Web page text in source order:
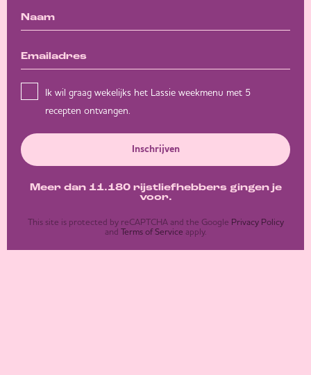
Ik wil graag wekelijks het Lassie weekmenu met 5
recepten ontvangen.
Inschrijven
Meer dan 11.180 rijstliefhebbers gingen je
voor.
This site is protected by reCAPTCHA and the Google Privacy Policy
and Terms of Service apply.